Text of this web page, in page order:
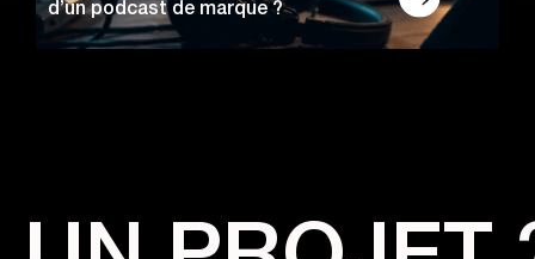
d’un podcast de marque ?